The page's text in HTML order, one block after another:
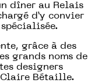
dîner au Relais
d’y convier
grâce à des
grands noms de
designers
Bétaille.